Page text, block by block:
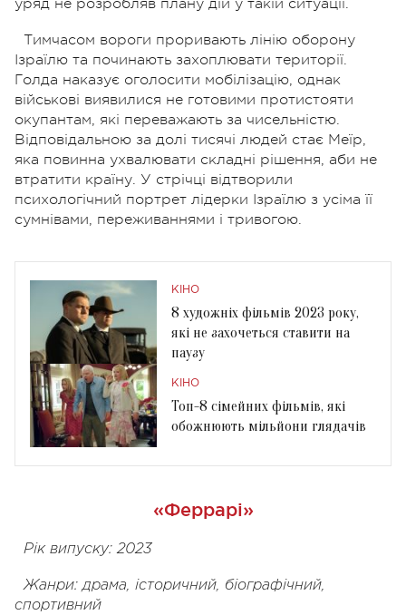
уряд не розробляв плану дій у такій ситуації.
Тимчасом вороги проривають лінію оборону
Ізраїлю та починають захоплювати території.
Голда наказує оголосити мобілізацію, однак
військові виявилися не готовими протистояти
окупантам, які переважають за чисельністю.
Відповідальною за долі тисячі людей стає Меїр,
яка повинна ухвалювати складні рішення, аби не
втратити країну. У стрічці відтворили
психологічний портрет лідерки Ізраїлю з усіма її
сумнівами, переживаннями і тривогою.
КІНО
8 художніх фільмів 2023 року,
які не захочеться ставити на
паузу
КІНО
Топ-8 сімейних фільмів, які
обожнюють мільйони глядачів
«Феррарі»
Рік випуску: 2023
Жанри: драма, історичний, біографічний,
спортивний